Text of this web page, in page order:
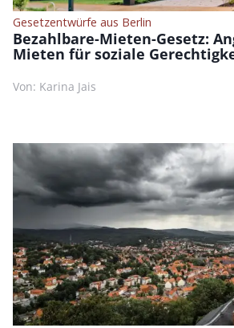
Gesetzentwürfe aus Berlin
Bezahlbare-Mieten-Gesetz:
Mieten für soziale
Von: Karina Jais